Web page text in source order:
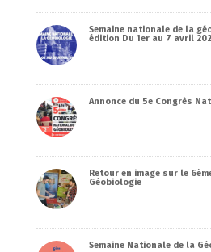
Semaine nationale de la
édition Du 1er au 7 avril
Annonce du 5e Congrès
Retour en image sur le
Géobiologie
Semaine Nationale de la